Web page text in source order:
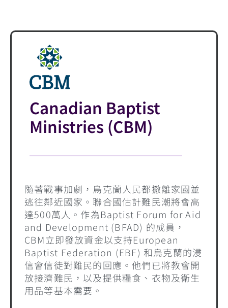
Canadian Baptist
Ministries (CBM)
隨著戰事加劇，烏克蘭人民都撤離家園並
逃往鄰近國家。聯合國估計難民潮將會高
達500萬人。作為Baptist Forum for Aid
and Development (BFAD) 的成員，
CBM立即發放資金以支持European
Baptist Federation (EBF) 和烏克蘭的浸
信會信徒對難民的回應。他們已將教會開
放接濟難民，以及提供糧食、衣物及衛生
用品等基本需要。